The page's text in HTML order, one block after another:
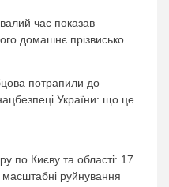
час показав
домашнє прізвисько
потрапили до
України: що це
по Києву та області: 17
масштабні руйнування